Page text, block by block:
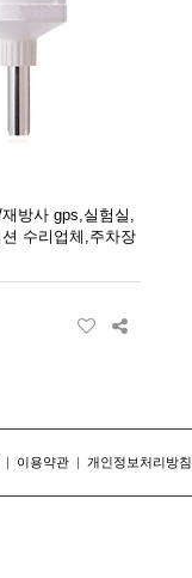
방사 gps,실험실,
수리업체,주차장
| 이용약관 | 개인정보처리방침